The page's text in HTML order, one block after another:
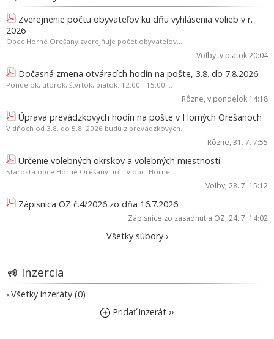
Zverejnenie počtu obyvateľov ku dňu vyhlásenia volieb v r.
2026
Obec Horné Orešany zverejňuje počet obyvateľov...
Voľby, v piatok 20:04
Dočasná zmena otváracích hodín na pošte, 3.8. do 7.8.2026
Pondelok, utorok, štvrtok, piatok: 12:00 - 15:00,...
Rôzne, v pondelok 14:18
Úprava prevádzkových hodín na pošte v Horných Orešanoch
V dňoch od 3.8. do 5.8. 2026 budú z prevádzkových...
Rôzne, 31. 7. 7:55
Určenie volebných okrskov a volebných miestností
Starosta obce Horné Orešany určil v obci Horné...
Voľby, 28. 7. 15:12
Zápisnica OZ č.4/2026 zo dňa 16.7.2026
Zápisnice zo zasadnutia OZ, 24. 7. 14:02
Všetky súbory ›
Inzercia
› Všetky inzeráty (0)
Pridať inzerát ››